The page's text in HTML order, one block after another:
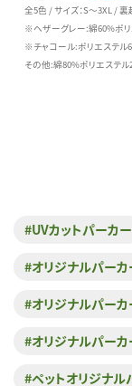
全5色 / サイズ：S～3XL /
※ヘザーグレー:綿60%ポ
※チャコール:ポリエステル
その他:綿80%ポリエステル
#UVカットパーカー
#オリジナルパー
#オリジナルパーカ
#オリジナルパーカ
#ペットオリジナル